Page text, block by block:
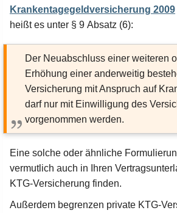
Krankentagegeldversicherung 2009
heißt es unter § 9 Absatz (6):
Der Neuabschluss einer weiteren
Erhöhung einer anderweitig
Versicherung mit Anspruch auf
darf nur mit Einwilligung des
vorgenommen werden.
Eine solche oder ähnliche
vermutlich auch in Ihren
KTG-Versicherung finden.
Außerdem begrenzen private KTG-